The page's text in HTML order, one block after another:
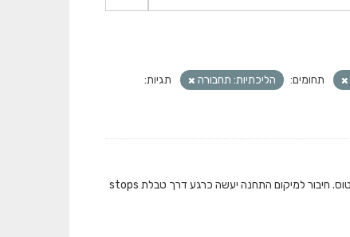
תחומים: הליכתיות: תחבורה
תגיות:
המאגר מציג את כמות התיקופים שבוצעו בתחבורה הציבורית ברמת תחנה בכל אמצעי הכרטוס. חיבור למיקום התחנה יעשה כרגע דרך טבלת stops